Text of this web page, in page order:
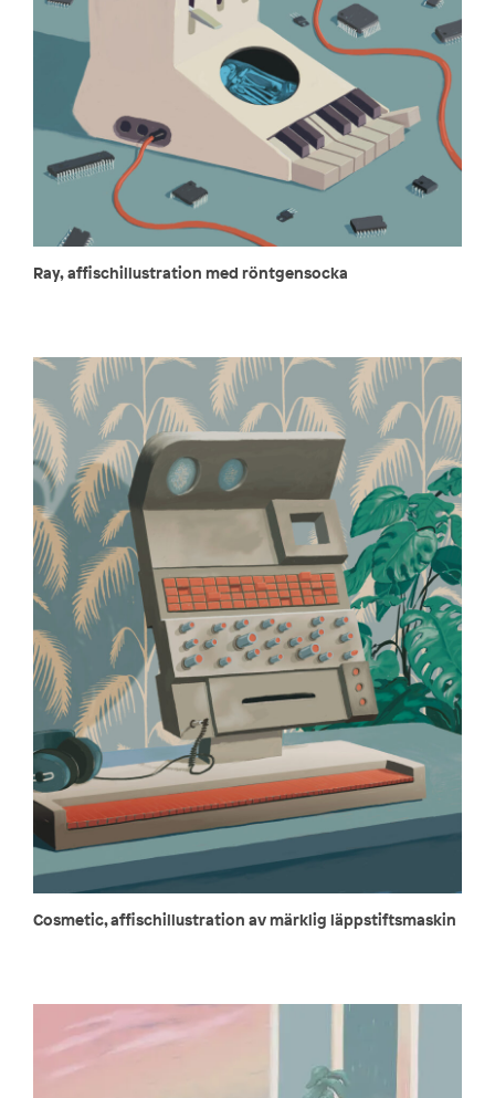
Ray, affischillustration med röntgensocka
Cosmetic, affischillustration av märklig läppstiftsmaskin